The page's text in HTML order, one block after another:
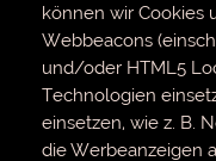
können wir Cookies
Webbeacons
und/oder HTML5
Technologien
einsetzen, wie z. B.
die Werbeanzeigen